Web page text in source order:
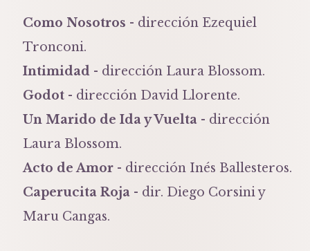
Como Nosotros - dirección Ezequiel
Tronconi.
Intimidad - dirección Laura Blossom.
Godot - dirección David Llorente.
Un Marido de Ida y Vuelta - dirección
Laura Blossom.
Acto de Amor - dirección Inés Ballesteros.
Caperucita Roja - dir. Diego Corsini y
Maru Cangas.